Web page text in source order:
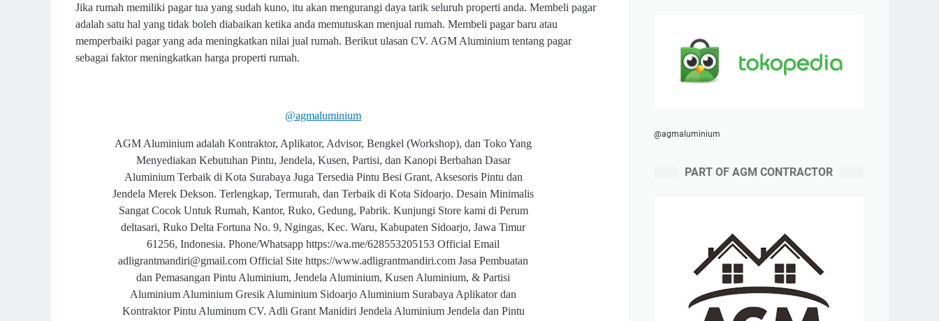
Jika rumah memiliki pagar tua yang sudah kuno, itu akan mengurangi daya tarik seluruh properti anda. Membeli pagar
adalah satu hal yang tidak boleh diabaikan ketika anda memutuskan menjual rumah. Membeli pagar baru atau
memperbaiki pagar yang ada meningkatkan nilai jual rumah. Berikut ulasan CV. AGM Aluminium tentang pagar
sebagai faktor meningkatkan harga properti rumah.
@agmaluminium
AGM Aluminium adalah Kontraktor, Aplikator, Advisor, Bengkel (Workshop), dan Toko Yang
Menyediakan Kebutuhan Pintu, Jendela, Kusen, Partisi, dan Kanopi Berbahan Dasar
Aluminium Terbaik di Kota Surabaya Juga Tersedia Pintu Besi Grant, Aksesoris Pintu dan
Jendela Merek Dekson. Terlengkap, Termurah, dan Terbaik di Kota Sidoarjo. Desain Minimalis
Sangat Cocok Untuk Rumah, Kantor, Ruko, Gedung, Pabrik. Kunjungi Store kami di Perum
deltasari, Ruko Delta Fortuna No. 9, Ngingas, Kec. Waru, Kabupaten Sidoarjo, Jawa Timur
61256, Indonesia. Phone/Whatsapp https://wa.me/628553205153 Official Email
adligrantmandiri@gmail.com Official Site https://www.adligrantmandiri.com Jasa Pembuatan
dan Pemasangan Pintu Aluminium, Jendela Aluminium, Kusen Aluminium, & Partisi
Aluminium Aluminium Gresik Aluminium Sidoarjo Aluminium Surabaya Aplikator dan
Kontraktor Pintu Aluminum CV. Adli Grant Manidiri Jendela Aluminium Jendela dan Pintu
@agmaluminium
PART OF AGM CONTRACTOR